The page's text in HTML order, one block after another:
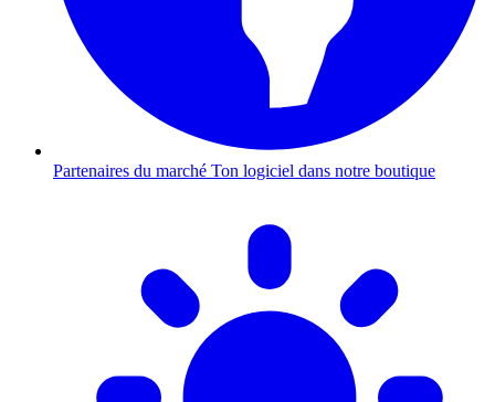
Partenaires du marché Ton logiciel dans notre boutique